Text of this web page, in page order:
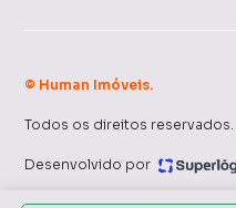
© Human Imóveis.
Todos os direitos reservados.
Desenvolvido por